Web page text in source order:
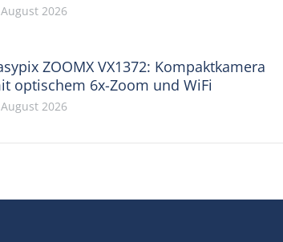
2026
ZOOMX VX1372: Kompaktkamera
optischem 6x-Zoom und WiFi
2026